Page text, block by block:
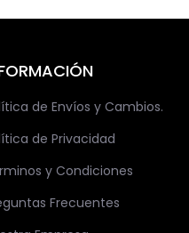
de Envíos y Cambios.
de Privacidad
y Condiciones
Frecuentes